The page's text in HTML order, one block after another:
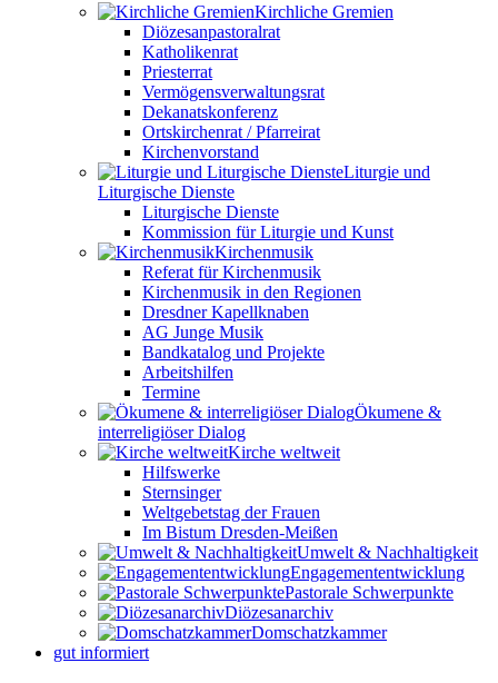
Kirchliche Gremien
Diözesanpastoralrat
Katholikenrat
Priesterrat
Vermögensverwaltungsrat
Dekanatskonferenz
Ortskirchenrat / Pfarreirat
Kirchenvorstand
Liturgie und
Liturgische Dienste
Liturgische Dienste
Kommission für Liturgie und Kunst
Kirchenmusik
Referat für Kirchenmusik
Kirchenmusik in den Regionen
Dresdner Kapellknaben
AG Junge Musik
Bandkatalog und Projekte
Arbeitshilfen
Termine
Ökumene &
interreligiöser Dialog
Kirche weltweit
Hilfswerke
Sternsinger
Weltgebetstag der Frauen
Im Bistum Dresden-Meißen
Umwelt & Nachhaltigkeit
Engagemententwicklung
Pastorale Schwerpunkte
Diözesanarchiv
Domschatzkammer
gut informiert